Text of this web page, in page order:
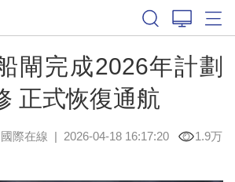
閘完成2026年計劃
正式恢復通航
際在線 | 2026-04-18 16:17:20 1.9万